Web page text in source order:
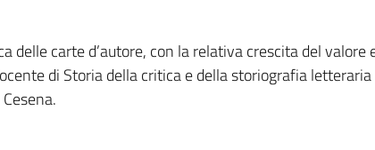
delle carte d’autore, con la relativa crescita del valore
di Storia della critica e della storiografia